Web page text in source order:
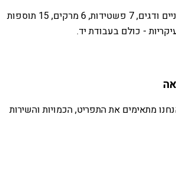
27 סלטים, 14 מנות ביניים ודגים, 7 פשטידות, 6 מרקים, 15 תוספות
מתאימים את התפריט, הכמויות והשירות